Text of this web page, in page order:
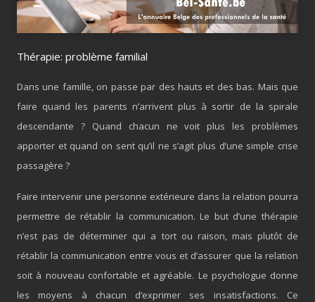
Thérapie: problème familial
Dans une famille, on passe par des hauts et des bas. Mais que
faire quand les parents n’arrivent plus à sortir de la spirale
descendante ? Quand chacun ne voit plus les problèmes
apporter et quand on sent qu’il ne s’agit plus d’une simple crise
passagère ?
Faire intervenir une personne extérieure dans la relation pourra
permettre de rétablir la communication. Le but d’une thérapie
n’est pas de déterminer qui a tort ou raison, mais plutôt de
rétablir la communication entre vous et d’assurer que la relation
soit à nouveau confortable et agréable. Le psychologue donne
les moyens à chacun d’exprimer ses insatisfactions. Ce